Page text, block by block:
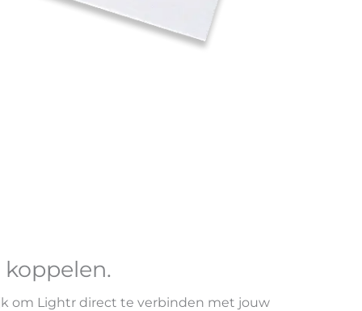
.
om Lightr direct te verbinden met jouw